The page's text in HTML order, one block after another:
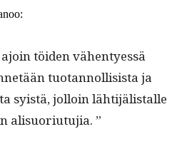
töi­den vähen­tyessä
tuotan­nol­li­sista ja
syistä, jol­loin lähti­jälistalle
alisuoriutujia. ”